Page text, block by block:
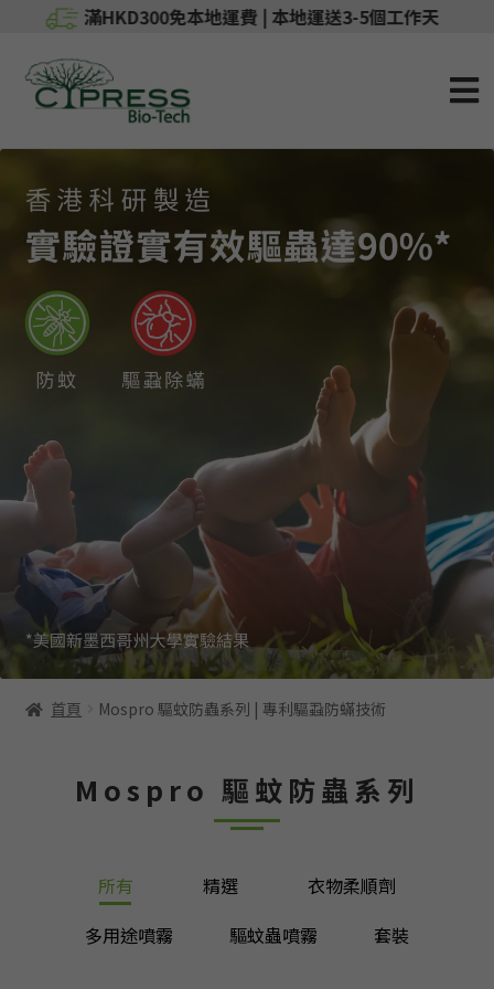
滿HKD300免本地運費 | 本地運送3-5個工作天
首頁 Mospro 驅蚊防蟲系列 | 專利驅蝨防蟎技術
Mospro 驅蚊防蟲系列
所有 精選
衣物柔順劑
多用途噴霧
驅蚊蟲噴霧 套裝